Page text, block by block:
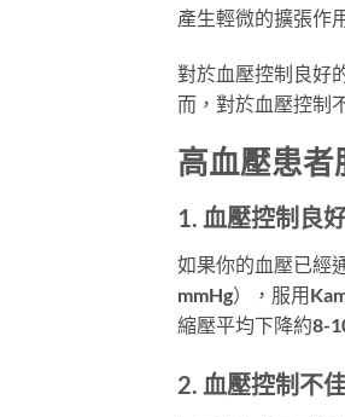
產生輕微的擴張作
對於血壓控制良好
而，對於血壓控制
高血壓患
1. 血壓控制良
如果你的血壓已經
mmHg），服用
縮壓平均下降約8-
2. 血壓控制不